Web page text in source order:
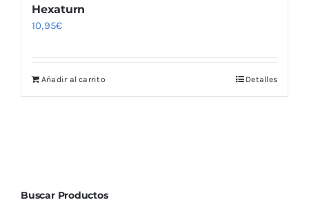
Hexaturn
10,95€
Añadir al carrito Detalles
Buscar Productos